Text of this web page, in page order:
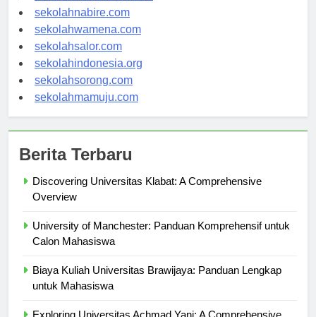
sekolahmanokwari.com
sekolahnabire.com
sekolahwamena.com
sekolahsalor.com
sekolahindonesia.org
sekolahsorong.com
Berita Terbaru
Discovering Universitas Klabat: A Comprehensive
University of Manchester: Panduan Komprehensif untuk
Biaya Kuliah Universitas Brawijaya: Panduan Lengkap